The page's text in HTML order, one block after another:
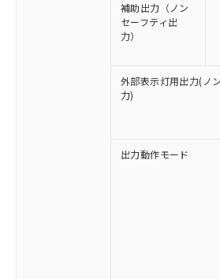
補助出力（ノン
セーフティ出
力）
外部表示灯用出力(ノ
力)
出力動作モード